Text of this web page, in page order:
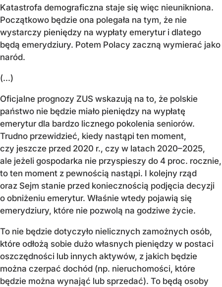
Katastrofa demograficzna staje się więc nieunikniona.
Początkowo będzie ona polegała na tym, że nie
wystarczy pieniędzy na wypłaty emerytur i dlatego
będą emerydziury. Potem Polacy zaczną wymierać jako
naród.
(...)
Oficjalne prognozy ZUS wskazują na to, że polskie
państwo nie będzie miało pieniędzy na wypłatę
emerytur dla bardzo licznego pokolenia seniorów.
Trudno przewidzieć, kiedy nastąpi ten moment,
czy jeszcze przed 2020 r., czy w latach 2020–2025,
ale jeżeli gospodarka nie przyspieszy do 4 proc. rocznie,
to ten moment z pewnością nastąpi. I kolejny rząd
oraz Sejm stanie przed koniecznością podjęcia decyzji
o obniżeniu emerytur. Właśnie wtedy pojawią się
emerydziury, które nie pozwolą na godziwe życie.
To nie będzie dotyczyło nielicznych zamożnych osób,
które odłożą sobie dużo własnych pieniędzy w postaci
oszczędności lub innych aktywów, z jakich będzie
można czerpać dochód (np. nieruchomości, które
będzie można wynająć lub sprzedać). To będą osoby